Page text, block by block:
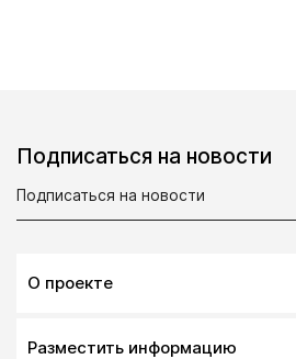
Подписаться на новости
О проекте
Разместить информацию